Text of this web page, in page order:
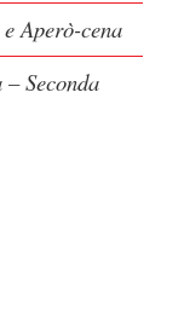
Aperò-cena
Seconda